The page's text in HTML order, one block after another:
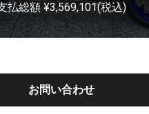
払総額 ¥3,569,101(税込)
お問い合わせ